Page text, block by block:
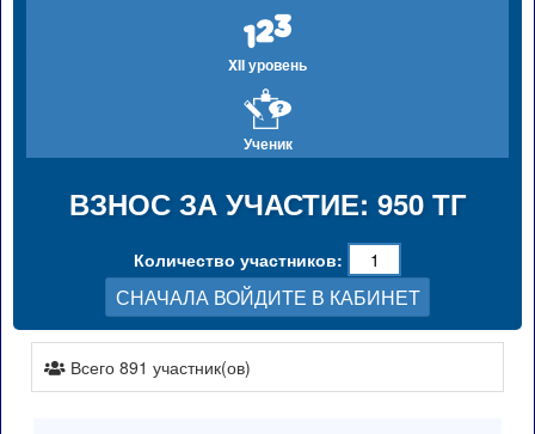
XII уровень
Ученик
ВЗНОС ЗА УЧАСТИЕ: 950 ТГ
Количество участников:
СНАЧАЛА ВОЙДИТЕ В КАБИНЕТ
Всего 891 участник(ов)